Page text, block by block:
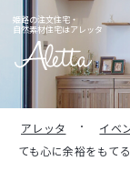
姫路の注文住宅・
自然素材住宅はアレッタ
アレッタ イベ
ても心に余裕をもてる